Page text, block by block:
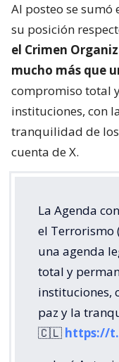
Al posteo se sumó
su posición
el Crimen
mucho más que
compromiso total
instituciones, con
tranquilidad de los
cuenta de X.
La Agenda
el Terrorismo
una agenda
total y
instituciones,
paz y la
🇨🇱 https://